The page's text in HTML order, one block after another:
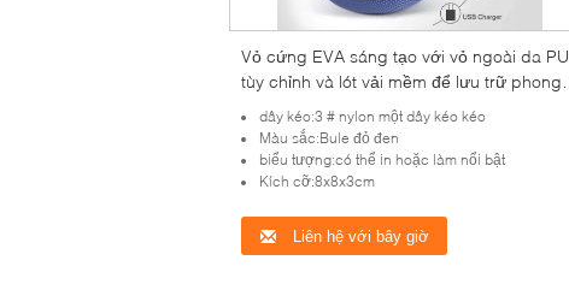
Vỏ cứng EVA sáng tạo với vỏ ngoài da PU
tùy chỉnh và lót vải mềm để lưu trữ phong
cách và an toàn
dây kéo:3 # nylon một dây kéo kéo
Màu sắc:Bule đỏ đen
biểu tượng:có thể in hoặc làm nổi bật
Kích cỡ:8x8x3cm
Liên hệ với bây giờ